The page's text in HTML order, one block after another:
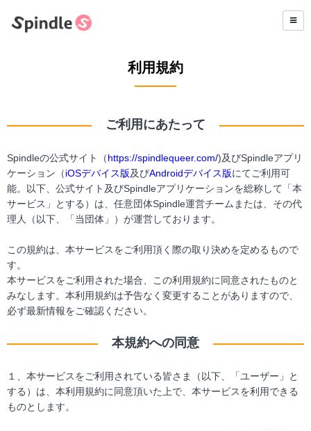
利用規約
ご利用にあたって
Spindleの公式サイト（https://spindlequeer.com/)及びSpindleアプリ
ケーション（iOSデバイス版及びAndroidデバイス版にてご利用可
能。以下、公式サイト及びSpindleアプリケーションを総称して「本
サービス」とする）は、任意団体Spindle運営チームまたは、その代
理人（以下、「当団体」）が運営しております。
この規約は、本サービスをご利用頂く際の取り決めを定めるもので
す。
本サービスをご利用された場合、この利用規約に同意されたものと
みなします。本利用規約は予告なく変更することがありますので、
必ず最新情報をご確認ください。
本規約への同意
１、本サービスをご利用されている皆さま（以下、「ユーザー」と
する）は、本利用規約に同意頂いた上で、本サービスを利用できる
ものとします。